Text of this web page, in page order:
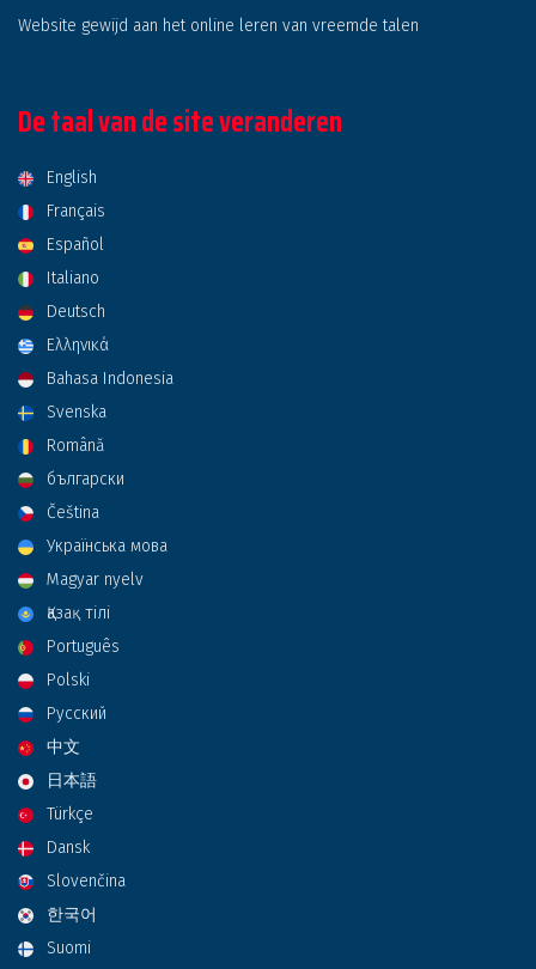
Website gewijd aan het online leren van vreemde talen
De taal van de site veranderen
English
Français
Español
Italiano
Deutsch
Ελληνικά
Bahasa Indonesia
Svenska
Română
български
Čeština
Українська мова
Magyar nyelv
Қазақ тілі
Português
Polski
Русский
中文
日本語
Türkçe
Dansk
Slovenčina
한국어
Suomi